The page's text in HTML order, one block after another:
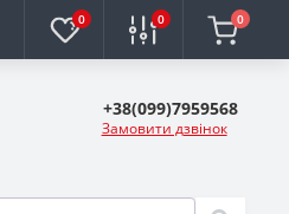
0 0 0
+38(099)7959568
Замовити дзвінок